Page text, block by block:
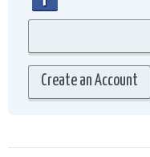
Create an Account